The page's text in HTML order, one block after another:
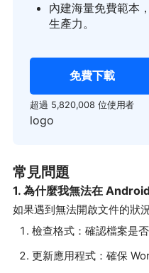
內建海量免費範本
生產力。
免費下載
超過 5,820,008 位使用者
logo
常見問題
1. 為什麼我無法在
如果遇到無法開啟文件的狀
檢查格式：確認檔案是
更新應用程式：確保